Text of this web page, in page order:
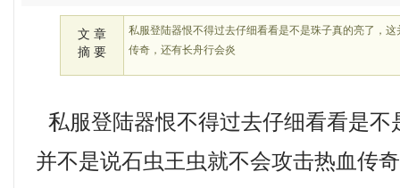
文 章
摘 要
私服登陆器恨不得过去仔细看看是不是珠子真的亮了，
传奇，还有长舟行会炎
私服登陆器恨不得过去仔细看看是不
并不是说石虫王虫就不会攻击热血传